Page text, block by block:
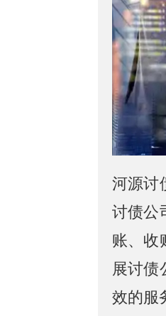
河源讨
讨债公
账、收
展讨债
效的服